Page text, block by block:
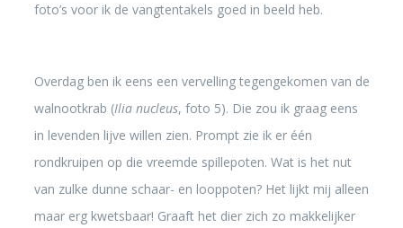
foto’s voor ik de vangtentakels goed in beeld heb.
Overdag ben ik eens een vervelling tegengekomen van de
walnootkrab (Ilia nucleus, foto 5). Die zou ik graag eens
in levenden lijve willen zien. Prompt zie ik er één
rondkruipen op die vreemde spillepoten. Wat is het nut
van zulke dunne schaar- en looppoten? Het lijkt mij alleen
maar erg kwetsbaar! Graaft het dier zich zo makkelijker